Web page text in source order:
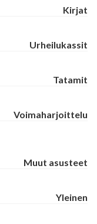
Kirjat
Urheilukassit
Tatamit
Voimaharjoittelu
Muut asusteet
Yleinen